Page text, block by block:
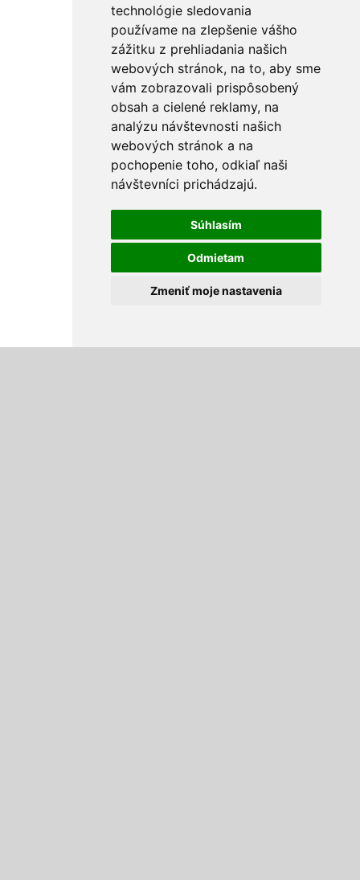
technológie sledovania
používame na zlepšenie vášho
zážitku z prehliadania našich
webových stránok, na to, aby sme
vám zobrazovali prispôsobený
obsah a cielené reklamy, na
analýzu návštevnosti našich
webových stránok a na
pochopenie toho, odkiaľ naši
návštevníci prichádzajú.
Súhlasím
Odmietam
Zmeniť moje nastavenia